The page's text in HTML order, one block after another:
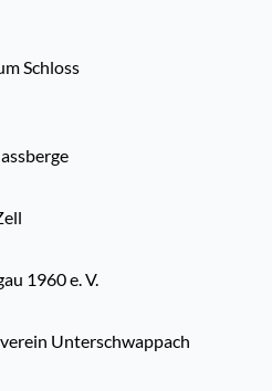
Schloss
1960 e. V.
Unterschwappach